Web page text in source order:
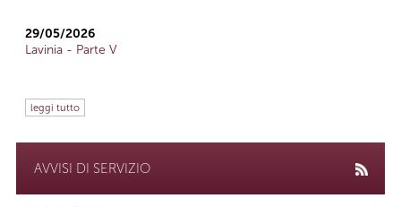
29/05/2026
Lavinia - Parte V
leggi tutto
AVVISI DI SERVIZIO